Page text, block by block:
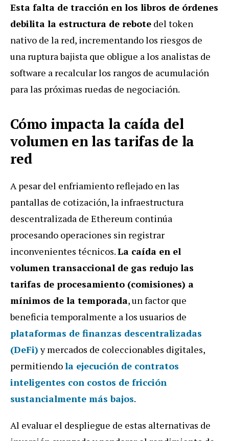
Esta falta de tracción en los libros de órdenes
debilita la estructura de rebote del token
nativo de la red, incrementando los riesgos de
una ruptura bajista que obligue a los analistas de
software a recalcular los rangos de acumulación
para las próximas ruedas de negociación.
Cómo impacta la caída del
volumen en las tarifas de la
red
A pesar del enfriamiento reflejado en las
pantallas de cotización, la infraestructura
descentralizada de Ethereum continúa
procesando operaciones sin registrar
inconvenientes técnicos.La caída en el
volumen transaccional de gas redujo las
tarifas de procesamiento (comisiones) a
mínimos de la temporada, un factor que
beneficia temporalmente a los usuarios de
plataformas de finanzas descentralizadas
(DeFi)y mercados de coleccionables digitales,
permitiendola ejecución de contratos
inteligentes con costos de fricción
sustancialmente más bajos.
Al evaluar el despliegue de estas alternativas de